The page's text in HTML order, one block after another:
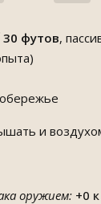
30 футов,
и
оружием: +0